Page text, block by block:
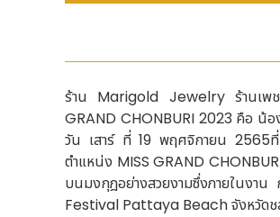
ร้าน Marigold Jewelry ร้านเพชร
GRAND CHONBURI 2023 คือ น้อ
วัน เสาร์ ที่ 19 พฤศจิกายน 2565ที่ผ่
ตำแหน่ง MISS GRAND
บนมงกุฎอย่างสวยงามซึ่งภายในง
Festival Pattaya Beach จังหวัด